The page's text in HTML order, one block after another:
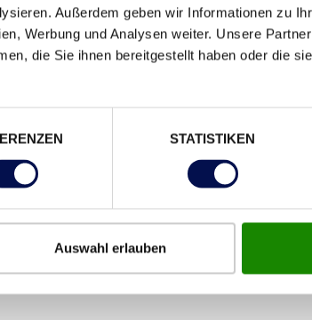
Außerdem geben wir Informationen zu
Werbung und Analysen weiter. Unsere
die Sie ihnen bereitgestellt haben oder die
STATISTIKEN
Auswahl erlauben
, Elektro- und Metalltechniker
Berufsgruppen. Hier nehmen
verbundenen Anforderungen bis ins
dem Ausbildner zusätzlich eine
in einen handwerklichen,
um am neusten Stand zu bleiben.